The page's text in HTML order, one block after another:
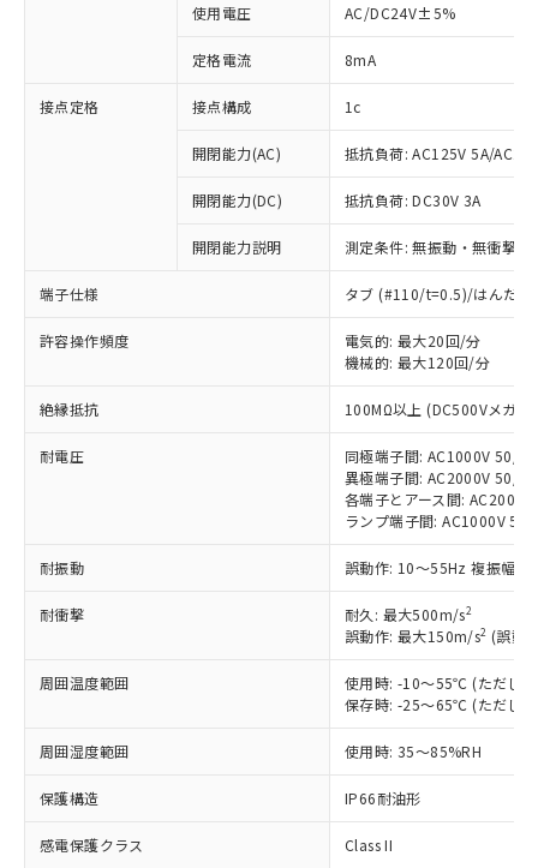
使用電圧 AC/DC24V±5%
定格電流 8mA
接点定格 接点構成 1c
開閉能力(AC) 抵抗負荷: AC125V 5A/
開閉能力(DC) 抵抗負荷: DC30V 3A
開閉能力説明 測定条件: 無振動・無衝撃
端子仕様 タブ (#110/t=0.5)/はんだづ
許容操作頻度
電気的: 最大20回/分
機械的: 最大120回/分
絶縁抵抗 100MΩ以上 (DC500Vメガ)
耐電圧
同極端子間: AC1000V 50/
異極端子間: AC2000V 50/
各端子とアース間:
ランプ端子間: AC1000V
耐振動 誤動作: 10～55Hz 複振幅
耐衝撃 耐久: 最大500m/s2
誤動作: 最大150m/s2 (誤動
周囲温度範囲
使用時: -10～55℃ (ただし
保存時: -25～65℃ (ただし
周囲湿度範囲 使用時: 35～85%RH
保護構造 IP66耐油形
感電保護クラス Class II
ご利用条件
以下の条件をお読みいただき、同意のうえ
本サービスは、当社制御機器事業取扱
商品の当社在庫状況および標準価格
(税抜)を提供させていただくもので
当社制御機器事業取扱商品の中には、
本サービスの対象外となる商品もある
在庫状況および標準価格照会結果は、
記載している更新日時点での社内デー
タに基づき作成されるものであり、閲
覧された時点での実際の在庫および標
準価格とは異なる場合があることをご
了承ください。
※1 対応状況
対応済み：EU RoHS指令（10物質）の
非含有に対応した製品が提供可能な商品で
対応予定：EU RoHS指令（10物質）の非含
有に対応した製品に切り替える予定のある
対応予定なし：EU RoHS指令（10物質）の
非含有に非対応の商品で、対応品を出す予
調査・確認中：EU RoHS指令（10物質）の
非含有の対応状況を調査中または確認中の
非該当品：ライセンス料など無形物で、有
害物質有無と関係のない商品です。
仕入先様の事情により、非含有部品として
いたものが、含有品と判明した場合などや
むを得ず変更することがあります。
ミウム(Cd) 100ppm以下、
六価クロム(Cr(Ⅵ)) 1000ppm以下、ポリ臭化ビフェニル
類(PBB) 1000ppm以下、ポリ臭化ジフェニルエーテル類
(PBDE) 1000ppm以下、フタル酸ビス(2-エチルヘキシ
「○」：最大均質材料含有率が中国RoHSの
基準値以下であることを示します。
「×」：最大均質材料含有率が中国RoHSの
基準値を超えていることを示します。
「－」：未確認です。当社販売部門へお問
Pb(鉛) :1000ppm、 Hg(水銀) : 1000ppm、 Cd(カドミウ
Cr(Ⅵ)(六価クロム) : 1000ppm、 PBBs(ポリ臭化ビフェ
当社は、これら貴社製品のうち、外国
為替および外国貿易法に定める商品
（以下｢規制貨物等」という）を輸出
または国外への提供する場合は、日本
国政府の輸出許可(または役務取引許
可)を取得するなどの必要な手続きを
とります。